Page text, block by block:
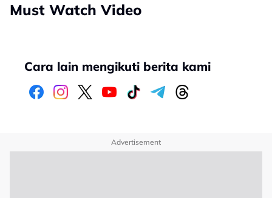
Must Watch Video
Cara lain mengikuti berita kami
Advertisement